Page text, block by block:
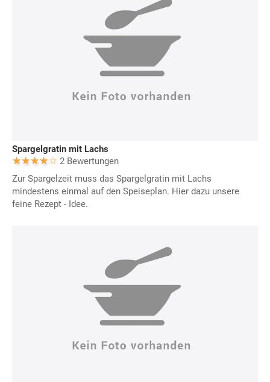
Spargelgratin mit Lachs
2 Bewertungen
Zur Spargelzeit muss das Spargelgratin mit Lachs
mindestens einmal auf den Speiseplan. Hier dazu unsere
feine Rezept - Idee.